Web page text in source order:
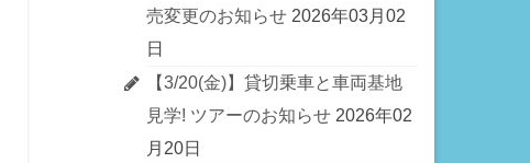
売変更のお知らせ 2026年03月02
日
【3/20(金)】貸切乗車と車両基地
見学! ツアーのお知らせ 2026年02
月20日